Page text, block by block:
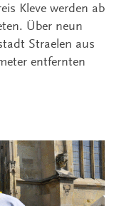
Kleve werden ab
Über neun
Straelen aus
entfernten